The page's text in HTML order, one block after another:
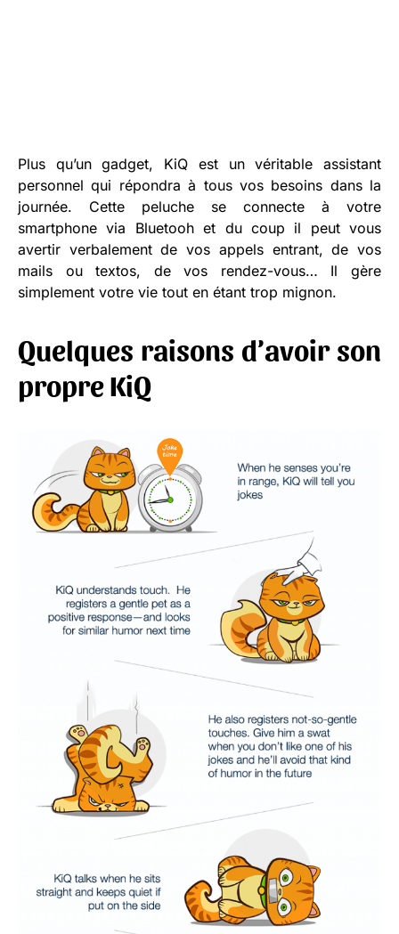
Plus qu’un gadget, KiQ est un véritable assistant
personnel qui répondra à tous vos besoins dans la
journée. Cette peluche se connecte à votre
smartphone via Bluetooh et du coup il peut vous
avertir verbalement de vos appels entrant, de vos
mails ou textos, de vos rendez-vous… Il gère
simplement votre vie tout en étant trop mignon.
Quelques raisons d’avoir son
propre KiQ